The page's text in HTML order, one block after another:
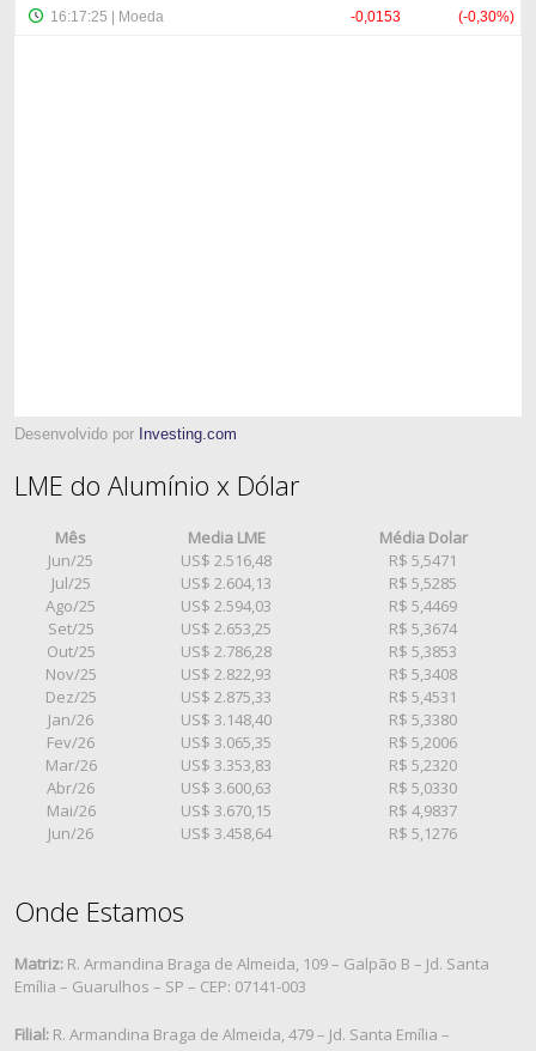
Desenvolvido por Investing.com
LME do Alumínio x Dólar
Mês Media LME
Média Dolar
Jun/25
US$ 2.516,48
R$ 5,5471
Jul/25
US$ 2.604,13
R$ 5,5285
Ago/25
US$ 2.594,03
R$ 5,4469
Set/25
US$ 2.653,25
R$ 5,3674
Out/25
US$ 2.786,28
R$ 5,3853
Nov/25
US$ 2.822,93
R$ 5,3408
Dez/25
US$ 2.875,33
R$ 5,4531
Jan/26
US$ 3.148,40
R$ 5,3380
Fev/26
US$ 3.065,35
R$ 5,2006
Mar/26
US$ 3.353,83
R$ 5,2320
Abr/26
US$ 3.600,63
R$ 5,0330
Mai/26
US$ 3.670,15
R$ 4,9837
Jun/26
US$ 3.458,64 R$ 5,1276
Onde Estamos
Matriz: R. Armandina Braga de Almeida, 109 – Galpão B – Jd. Santa
Emília – Guarulhos – SP – CEP: 07141-003
Filial: R. Armandina Braga de Almeida, 479 – Jd. Santa Emília –